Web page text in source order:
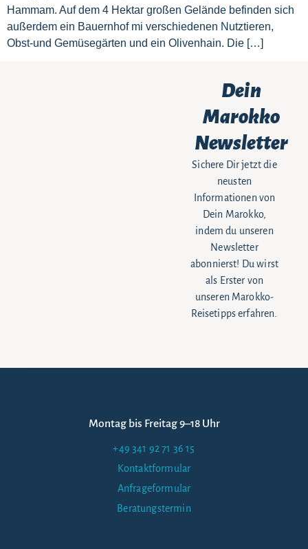
Hammam. Auf dem 4 Hektar großen Gelände befinden sich
außerdem ein Bauernhof mi verschiedenen Nutztieren,
Obst-und Gemüsegärten und ein Olivenhain. Die […]
Dein
Marokko
Newsletter
Sichere Dir jetzt die
neusten
Informationen von
Dein Marokko,
indem du unseren
Newsletter
abonnierst! Du wirst
als Erster von
unseren Marokko-
Reisetipps erfahren.
Montag bis Freitag 9–18 Uhr
+49 341 92 71 36 15
Kontaktformular
Anfrageformular
Beratungstermin